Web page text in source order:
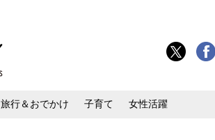
旅行＆おでかけ 子育て 女性活躍